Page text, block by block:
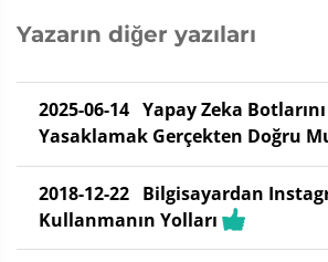
Yazarın diğer yazıları
2025-06-14 Yapay Zeka
Yasaklamak Gerçekten Doğru
2018-12-22 Bilgisayardan
Kullanmanın Yolları